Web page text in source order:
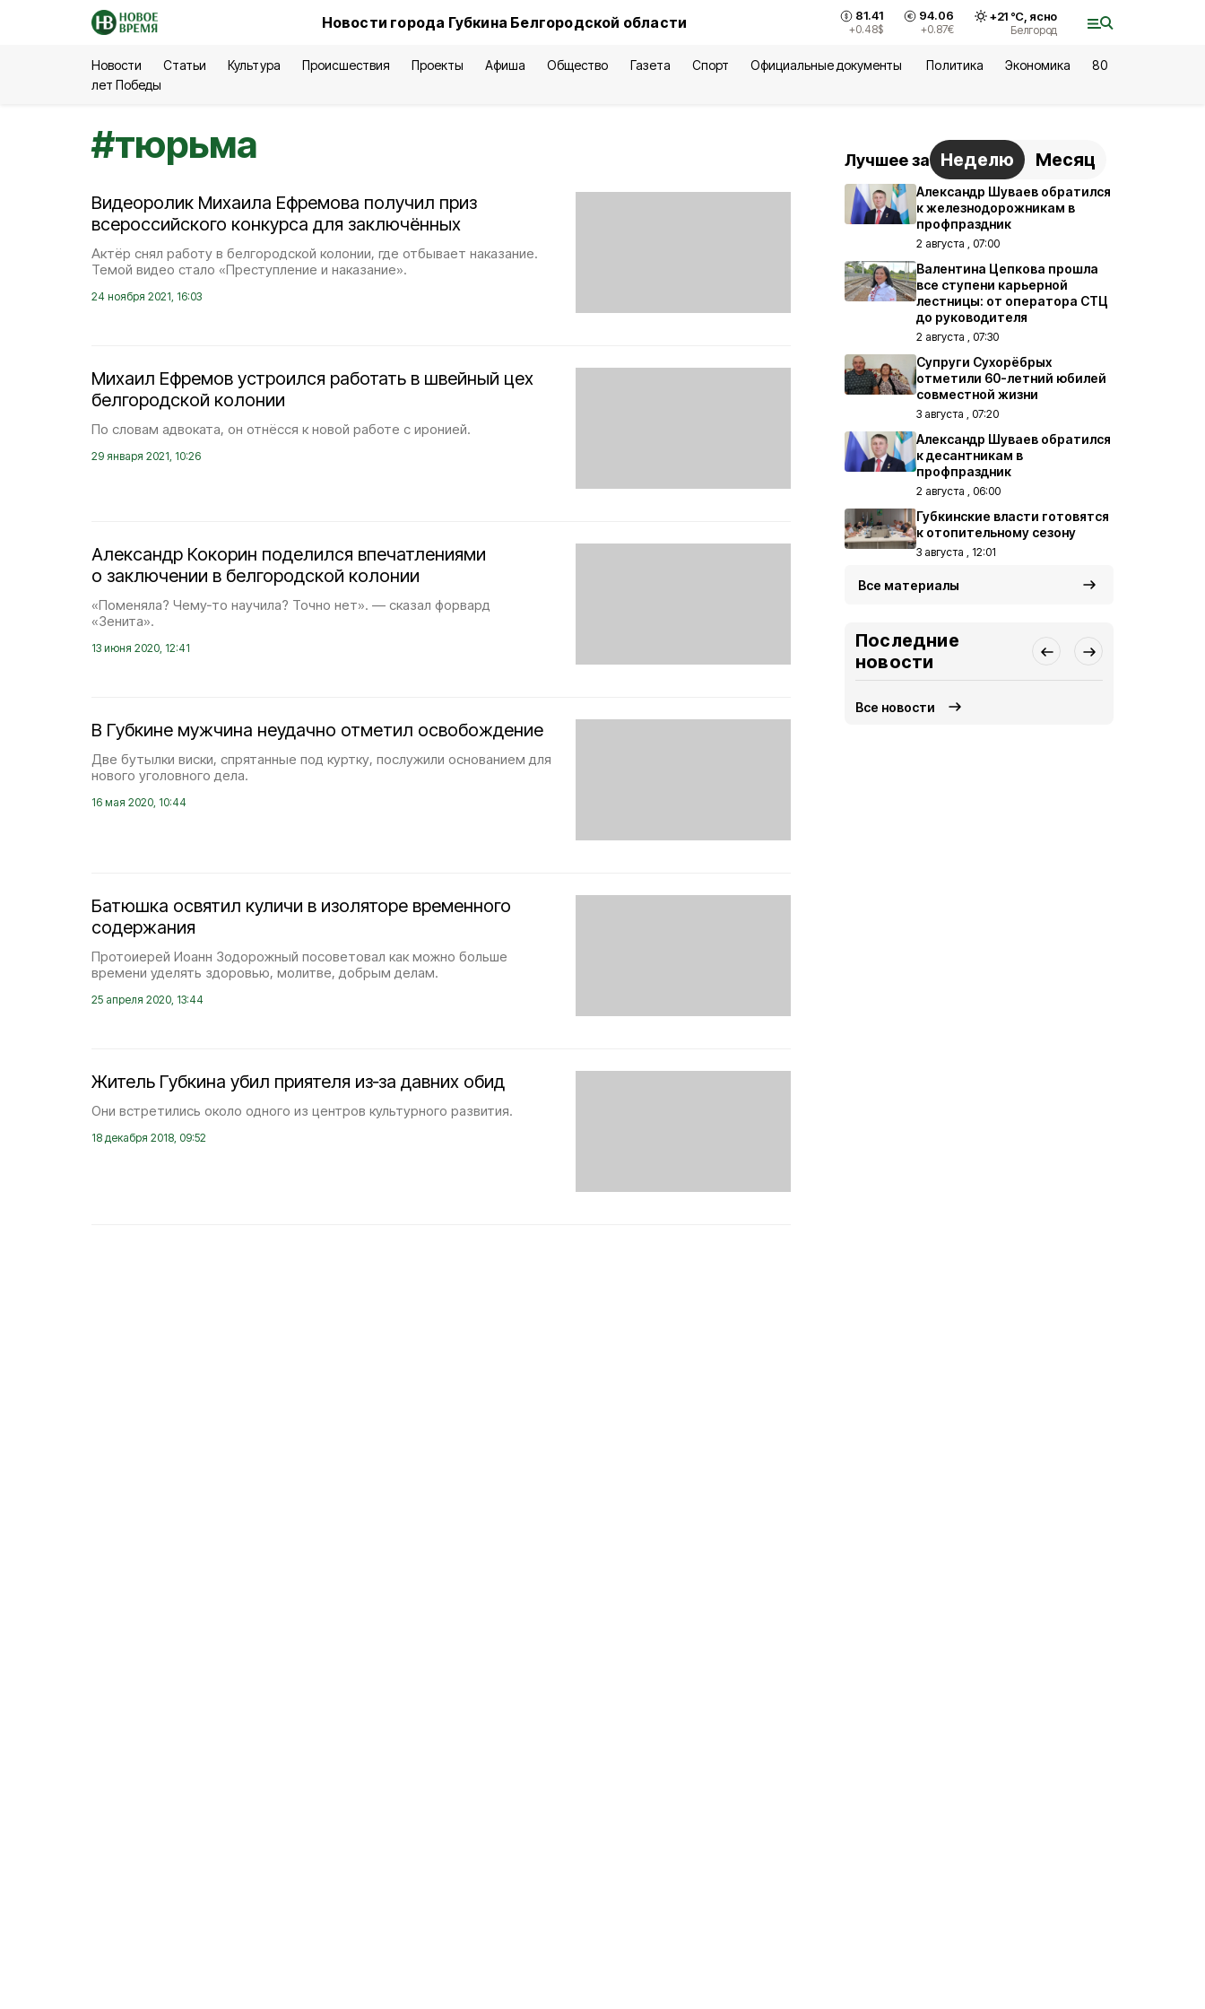
Новости города Губкина Белгородской области 81.41
+0.48$
94.06
+0.87€
+21°С, ясно
Белгород
Новости Статьи Культура Происшествия Проекты Афиша Общество Газета Спорт Официальные документы Политика Экономика
80
лет Победы
#тюрьма
Видеоролик Михаила Ефремова получил приз
всероссийского конкурса для заключённых
Актёр снял работу в белгородской колонии, где отбывает наказание.
Темой видео стало «Преступление и наказание».
24 ноября 2021, 16:03
Михаил Ефремов устроился работать в швейный цех
белгородской колонии
По словам адвоката, он отнёсся к новой работе с иронией.
29 января 2021, 10:26
Александр Кокорин поделился впечатлениями
о заключении в белгородской колонии
«Поменяла? Чему‑то научила? Точно нет». — сказал форвард
«Зенита».
13 июня 2020, 12:41
В Губкине мужчина неудачно отметил освобождение
Две бутылки виски, спрятанные под куртку, послужили основанием для
нового уголовного дела.
16 мая 2020, 10:44
Батюшка освятил куличи в изоляторе временного
содержания
Протоиерей Иоанн Зодорожный посоветовал как можно больше
времени уделять здоровью, молитве, добрым делам.
25 апреля 2020, 13:44
Житель Губкина убил приятеля из‑за давних обид
Они встретились около одного из центров культурного развития.
18 декабря 2018, 09:52
Лучшее за Неделю Месяц
Александр Шуваев обратился
к железнодорожникам в
профпраздник
2 августа , 07:00
Валентина Цепкова прошла
все ступени карьерной
лестницы: от оператора СТЦ
до руководителя
2 августа , 07:30
Супруги Сухорёбрых
отметили 60-летний юбилей
совместной жизни
3 августа , 07:20
Александр Шуваев обратился
к десантникам в
профпраздник
2 августа , 06:00
Губкинские власти готовятся
к отопительному сезону
3 августа , 12:01
Все материалы
Последние
новости
Все новости